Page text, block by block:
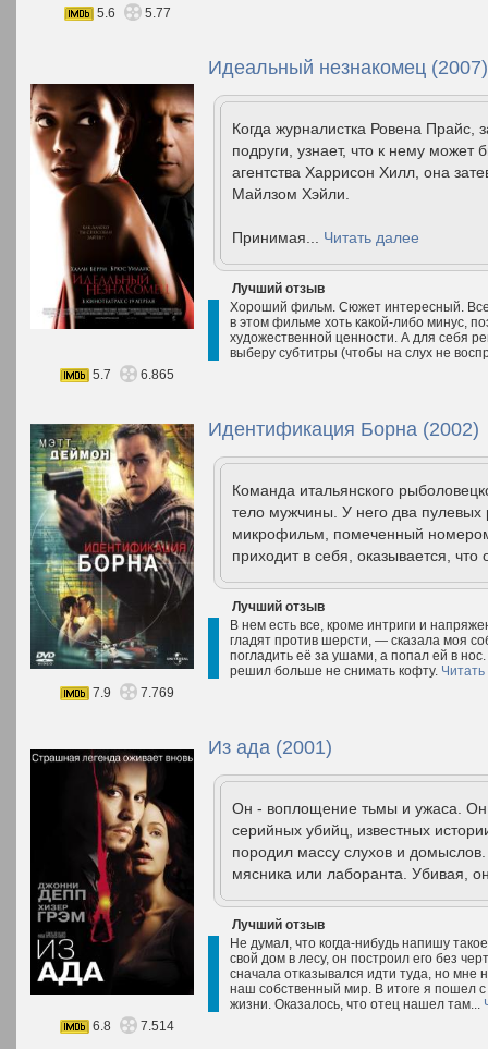
5.6
5.77
Идеальный незнакомец (2007)
Когда журналистка Ровена
подруги, узнает, что к нему может
агентства Харрисон Хилл, она
Майлзом Хэйли.
Принимая... Читать далее
Лучший отзыв
Хороший фильм. Сюжет интересный.
в этом фильме хоть какой-либо минус,
художественной ценности. А для себя
выберу субтитры (чтобы на слух не
5.7
6.865
Идентификация Борна (2002)
Команда итальянского
тело мужчины. У него два
микрофильм, помеченный
приходит в себя, оказывается,
Лучший отзыв
В нем есть все, кроме интриги и
гладят против шерсти, — сказала моя
погладить её за ушами, а попал ей в
решил больше не снимать кофту.
7.9
7.769
Из ада (2001)
Он - воплощение тьмы и ужаса. Он
серийных убийц, известных
породил массу слухов и
мясника или лаборанта. Убивая,
Лучший отзыв
Не думал, что когда-нибудь напишу
свой дом в лесу, он построил его без
сначала отказывался идти туда, но мне
наш собственный мир. В итоге я пошел
жизни. Оказалось, что отец нашел там...
6.8
7.514